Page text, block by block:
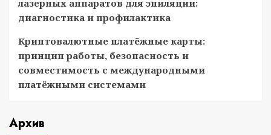
лазерных аппаратов для эпиляции:
диагностика и профилактика
Криптовалютные платёжные карты:
принцип работы, безопасность и
совместимость с международными
платёжными системами
Архив